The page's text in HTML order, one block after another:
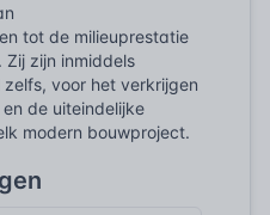
tot de milieuprestatie
zijn inmiddels
voor het verkrijgen
de uiteindelijke
modern bouwproject.